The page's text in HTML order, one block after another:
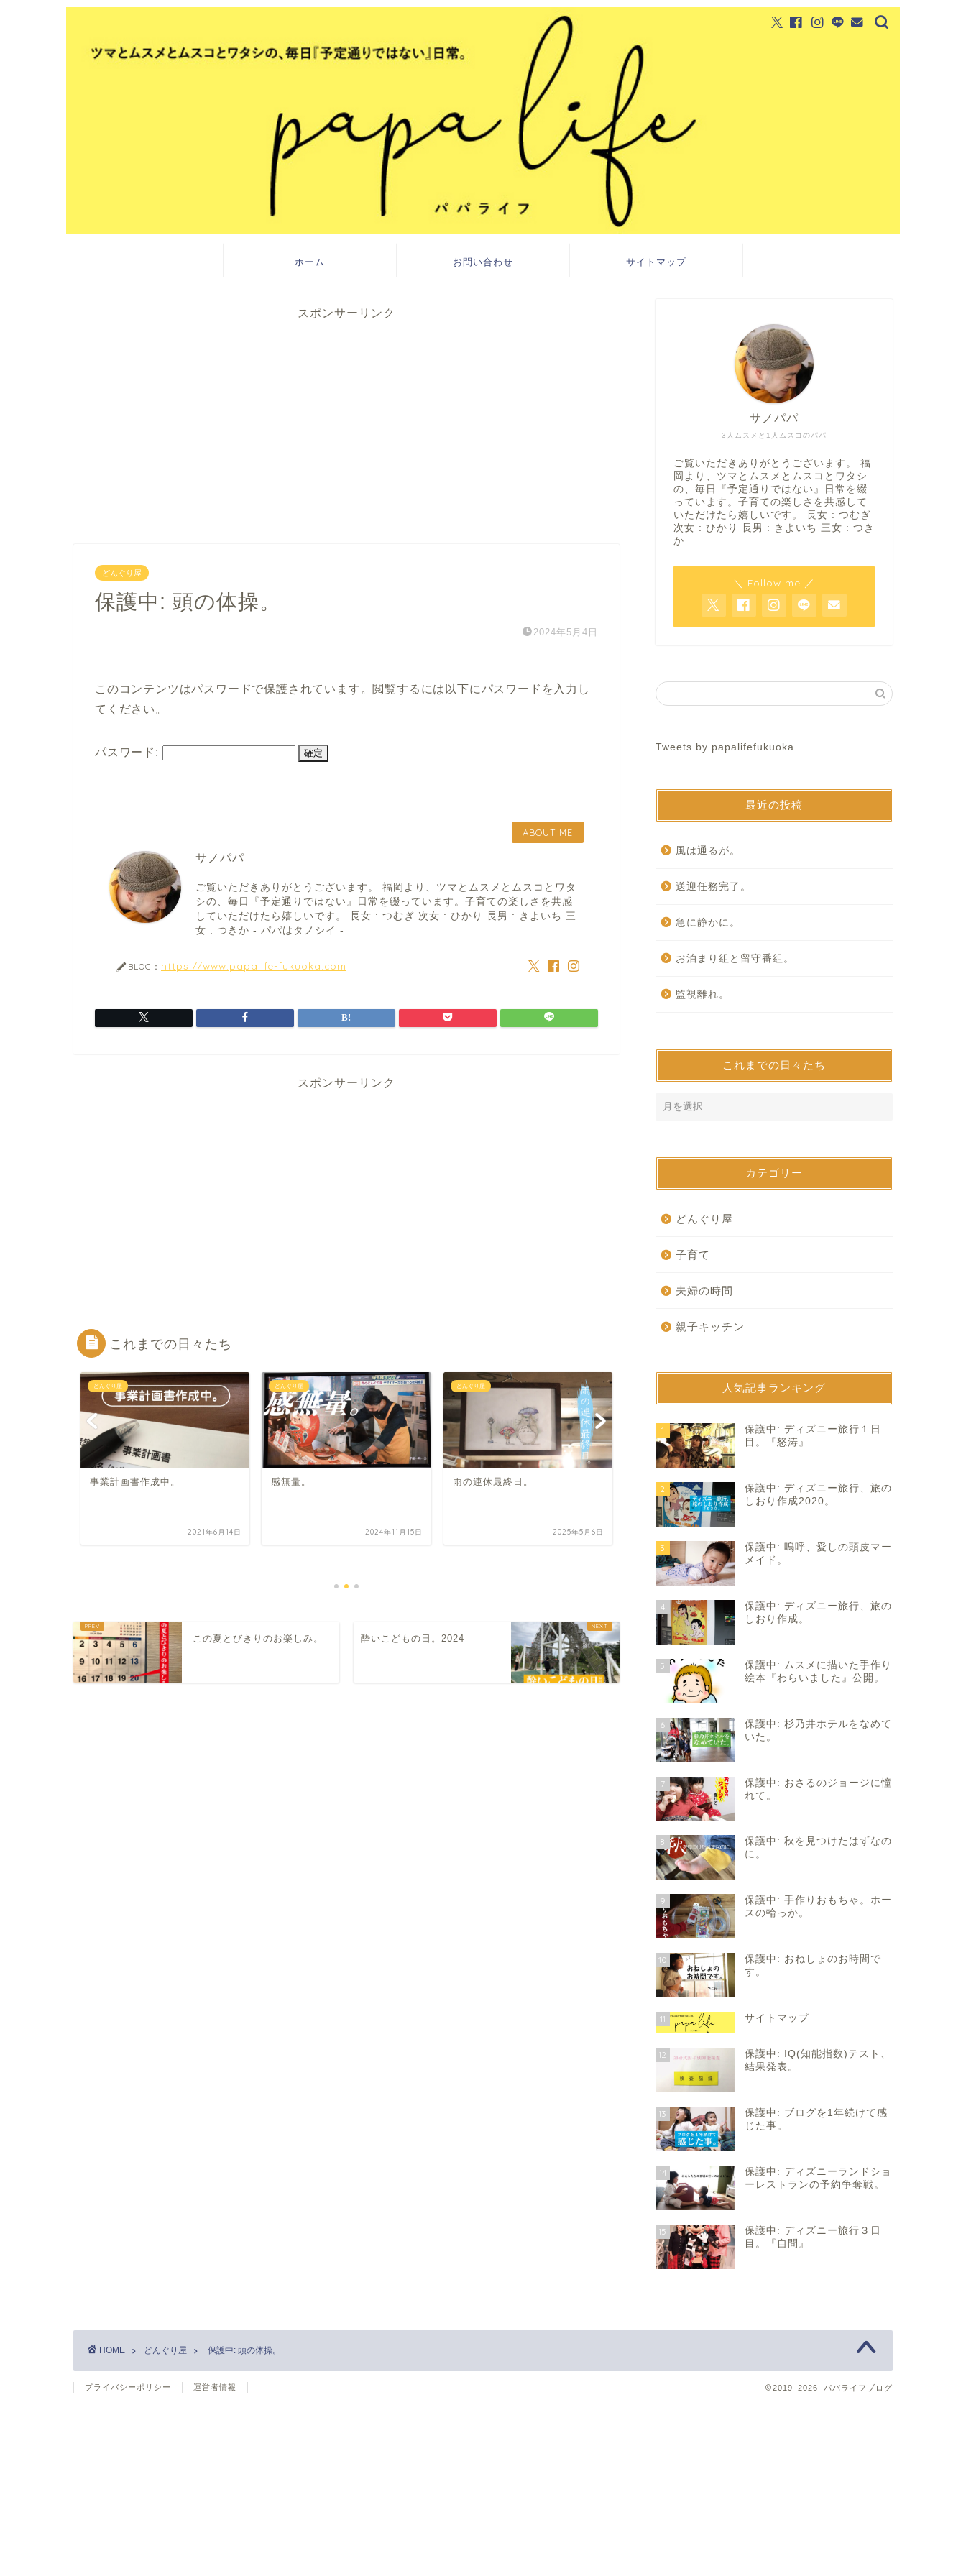
ホーム お問い合わせ サイトマップ
スポンサーリンク
どんぐり屋
保護中: 頭の体操。
2024年5月4日
このコンテンツはパスワードで保護されています。閲覧するには以下にパスワードを入力し
てください。
パスワード:
ABOUT ME
サノパパ
ご覧いただきありがとうございます。 福岡より、ツマとムスメとムスコとワタ
シの、毎日『予定通りではない』日常を綴っています。子育ての楽しさを共感
していただけたら嬉しいです。 長女 : つむぎ 次女 : ひかり 長男 : きよいち 三
女 : つきか - パパはタノシイ -
BLOG： https://www.papalife-fukuoka.com
スポンサーリンク
これまでの日々たち
どんぐり屋
事業計画書作成中。
2021年6月14日
どんぐり屋
感無量。
2024年11月15日
どんぐり屋
雨の連休最終日。
2025年5月6日
事業計画書作成中。
2021年6月14日
どんぐり屋
感無量。
この夏とびきりのお楽しみ。 酔いこどもの日。2024
3人ムスメと1人ムスコのパパ
サノパパ
ご覧いただきありがとうございます。 福
岡より、ツマとムスメとムスコとワタシ
の、毎日『予定通りではない』日常を綴
っています。子育ての楽しさを共感して
いただけたら嬉しいです。 長女 : つむぎ
次女 : ひかり 長男 : きよいち 三女 : つき
か
＼ Follow me ／
Tweets by papalifefukuoka
最近の投稿
風は通るが。
送迎任務完了。
急に静かに。
お泊まり組と留守番組。
監視離れ。
これまでの日々たち
カテゴリー
どんぐり屋
子育て
夫婦の時間
親子キッチン
人気記事ランキング
1
保護中: ディズニー旅行１日
目。『怒涛』
2
保護中: ディズニー旅行、旅の
しおり作成2020。
3
保護中: 嗚呼、愛しの頭皮マー
メイド。
4
保護中: ディズニー旅行、旅の
しおり作成。
5
保護中: ムスメに描いた手作り
絵本『わらいました』公開。
6
保護中: 杉乃井ホテルをなめて
いた。
7
保護中: おさるのジョージに憧
れて。
8
保護中: 秋を見つけたはずなの
に。
9
保護中: 手作りおもちゃ。ホー
スの輪っか。
10
保護中: おねしょのお時間で
す。
11 サイトマップ
12
保護中: IQ(知能指数)テスト、
結果発表。
13
保護中: ブログを1年続けて感
じた事。
14
保護中: ディズニーランドショ
ーレストランの予約争奪戦。
15
保護中: ディズニー旅行３日
目。『自問』
HOME どんぐり屋 保護中: 頭の体操。
プライバシーポリシー 運営者情報 2019–2026 パパライフブログ